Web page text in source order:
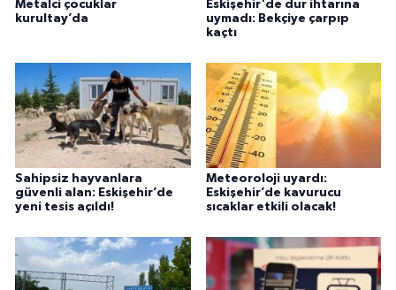
Metalci çocuklar
kurultay’da
Eskişehir'de dur ihtarına
uymadı: Bekçiye çarpıp
kaçtı
Sahipsiz hayvanlara
güvenli alan: Eskişehir’de
yeni tesis açıldı!
Meteoroloji uyardı:
Eskişehir’de kavurucu
sıcaklar etkili olacak!